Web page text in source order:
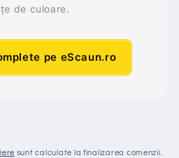
de culoare.
pe eScaun.ro
sunt calculate la finalizarea comenzii.